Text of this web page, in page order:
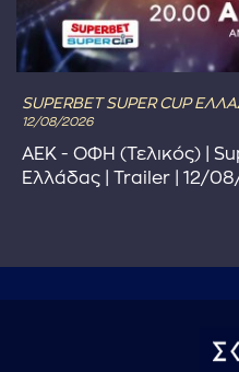
SUPERBET SUPER CUP
12/08/2026
ΑΕΚ - ΟΦΗ (Τελικός) |
Ελλάδας | Trailer | 12/